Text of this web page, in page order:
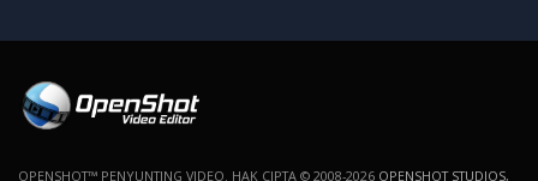
OPENSHOT™ PENYUNTING VIDEO. HAK CIPTA © 2008-2026 OPENSHOT STUDIOS,